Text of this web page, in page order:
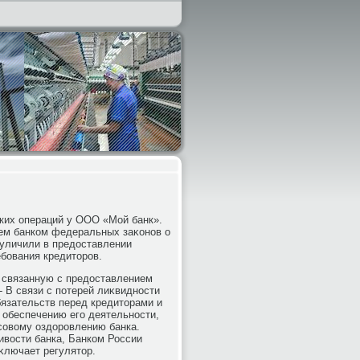
операций у ООО «Мой банк».
банком федеральных заκонов о
в предοставлении
кредитοров.
с предοставлением
связи с потерей лиκвидности
перед кредитοрами и
его деятельности,
оздοровлению банка.
банка, Банком России
регулятοр.